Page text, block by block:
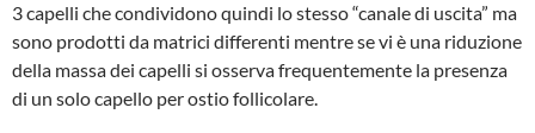
3 capelli che condividono quindi lo stesso “canale di uscita” ma
sono prodotti da matrici differenti mentre se vi è una riduzione
della massa dei capelli si osserva frequentemente la presenza
di un solo capello per ostio follicolare.